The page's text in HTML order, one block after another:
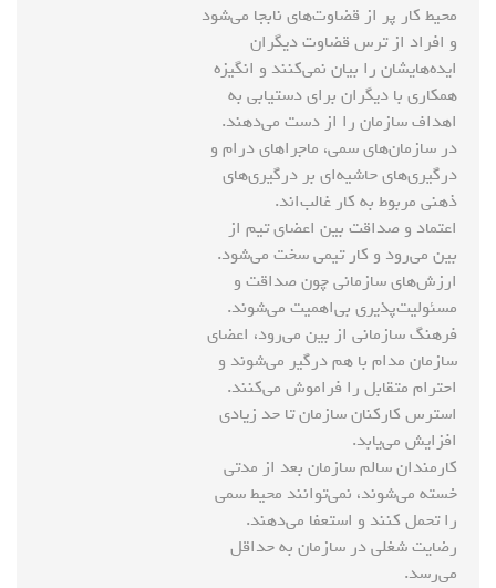
محیط کار پر از قضاوت‌های نابجا می‌شود
و افراد از ترس قضاوت دیگران
ایده‌هایشان را بیان نمی‌کنند و انگیزه
همکاری با دیگران برای دستیابی به
اهداف سازمان را از دست می‌دهند.
در سازمان‌های سمی، ماجراهای درام و
درگیری‌های حاشیه‌ای بر درگیری‌های
ذهنی مربوط به کار غالب‌اند.
اعتماد و صداقت بین اعضای تیم از
بین می‌رود و کار تیمی سخت می‌شود.
ارزش‌های سازمانی چون صداقت و
مسئولیت‌پذیری بی‌اهمیت می‌شوند.
فرهنگ سازمانی از بین می‌رود، اعضای
سازمان مدام با هم درگیر می‌شوند و
احترام متقابل را فراموش می‌کنند.
استرس کارکنان سازمان تا حد زیادی
افزایش می‌یابد.
کارمندان سالم سازمان بعد از مدتی
خسته می‌شوند، نمی‌توانند محیط سمی
را تحمل کنند و استعفا می‌دهند.
رضایت شغلی در سازمان به حداقل
می‌رسد.